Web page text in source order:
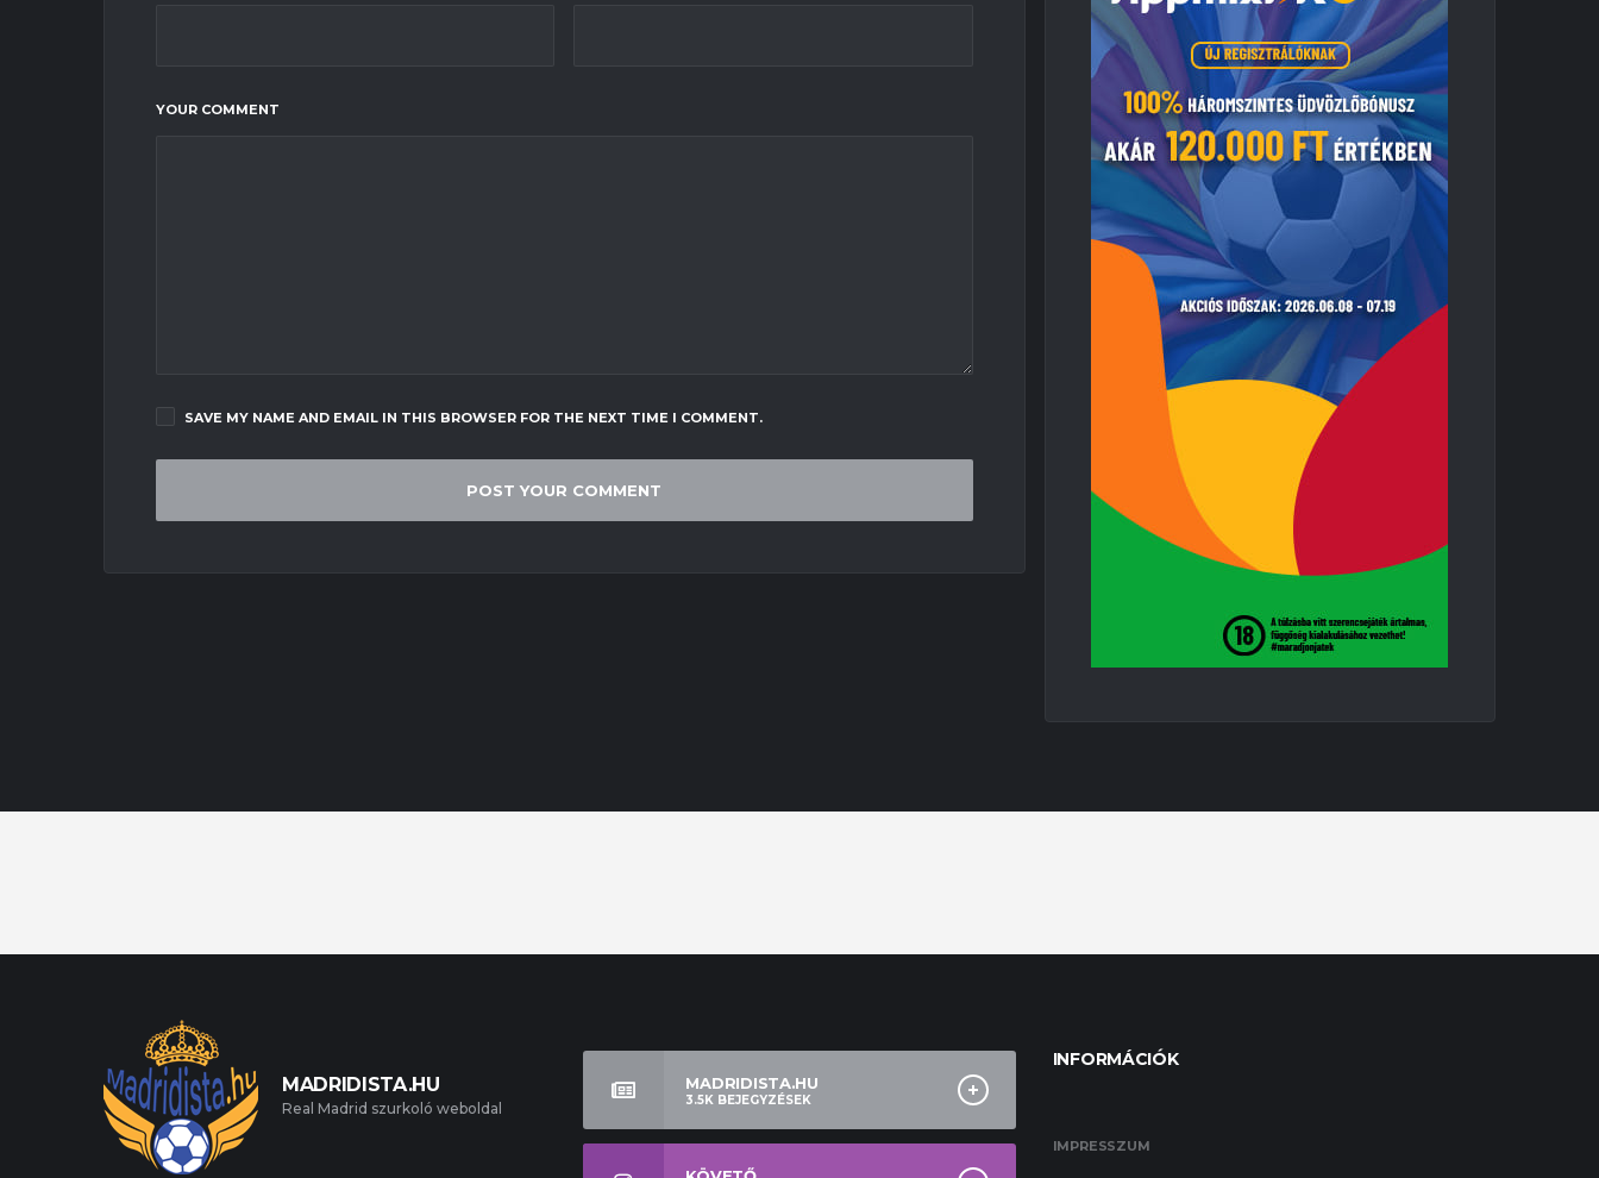
YOUR COMMENT
SAVE MY NAME AND EMAIL IN THIS BROWSER FOR THE NEXT TIME I COMMENT.
MADRIDISTA.HU
Real Madrid szurkoló weboldal
MADRIDISTA.HU
3.5K BEJEGYZÉSEK
INFORMÁCIÓK
IMPRESSZUM